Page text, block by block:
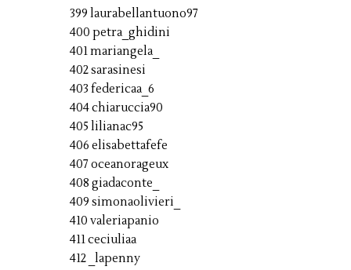
399 laurabellantuono97
400 petra_ghidini
401 mariangela_
402 sarasinesi
403 federicaa_6
404 chiaruccia90
405 lilianac95
406 elisabettafefe
407 oceanorageux
408 giadaconte_
409 simonaolivieri_
410 valeriapanio
411 ceciuliaa
412 _lapenny